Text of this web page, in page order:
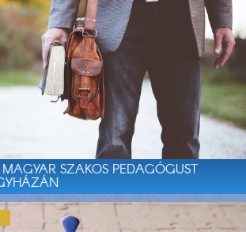
SZAKOS PEDAGÓGUST